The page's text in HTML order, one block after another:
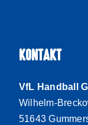
KONTAKT
VfL Handball
Wilhelm-
51643